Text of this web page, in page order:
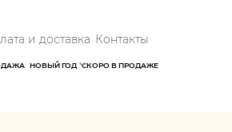
и доставка Контакты
НОВЫЙ ГОД СКОРО В ПРОДАЖЕ